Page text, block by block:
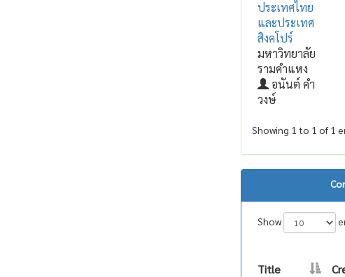
ประเทศไทย
และประเทศ
สิงคโปร์
มหาวิทยาลัย
รามคำแหง
อนันต์ คำ
วงษ์
Showing 1 to 1 of 1
Show
Title